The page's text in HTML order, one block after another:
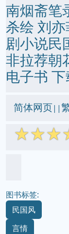
南烟斋笔
杀绘 刘
剧小说民
非拉荐
电子书
简体网页||
☆☆☆
图书标签:
民国风
言情